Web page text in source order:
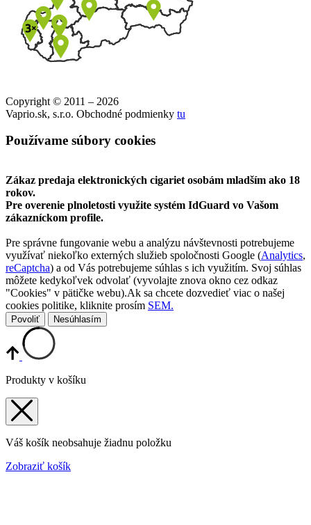
Copyright © 2011 – 2026
Vaprio.sk, s.r.o. Obchodné podmienky tu
Používame súbory cookies
Zákaz predaja elektronických cigariet osobám mladším ako 18
rokov.
Pre overenie plnoletosti využite systém IdGuard vo Vašom
zákazníckom profile.
Pre správne fungovanie webu a analýzu návštevnosti potrebujeme
využívať niekoľko externých služieb spoločnosti Google (Analytics,
reCaptcha) a od Vás potrebujeme súhlas s ich využitím. Svoj súhlas
môžete kedykoľvek odvolať (vyvolajte znova okno cez odkaz
"Cookies" v pätičke webu).Ak sa chcete dozvedieť viac o našej
cookies politike, kliknite prosím SEM.
Povoliť Nesúhlasím
Produkty v košíku
Váš košík neobsahuje žiadnu položku
Zobraziť košík